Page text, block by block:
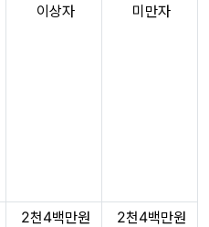
이상자
미만자
2천4백만원
2천4백만원